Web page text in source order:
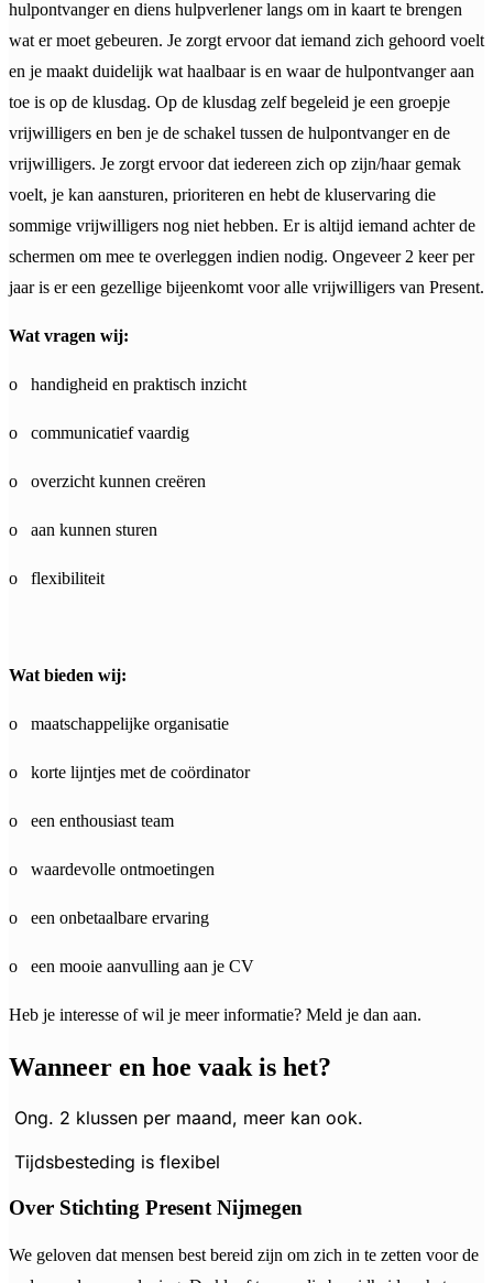
hulpontvanger en diens hulpverlener langs om in kaart te brengen
wat er moet gebeuren. Je zorgt ervoor dat iemand zich gehoord voelt
en je maakt duidelijk wat haalbaar is en waar de hulpontvanger aan
toe is op de klusdag. Op de klusdag zelf begeleid je een groepje
vrijwilligers en ben je de schakel tussen de hulpontvanger en de
vrijwilligers. Je zorgt ervoor dat iedereen zich op zijn/haar gemak
voelt, je kan aansturen, prioriteren en hebt de kluservaring die
sommige vrijwilligers nog niet hebben. Er is altijd iemand achter de
schermen om mee te overleggen indien nodig. Ongeveer 2 keer per
jaar is er een gezellige bijeenkomt voor alle vrijwilligers van Present.
Wat vragen wij:
o handigheid en praktisch inzicht
o communicatief vaardig
o overzicht kunnen creëren
o aan kunnen sturen
o flexibiliteit
Wat bieden wij:
o maatschappelijke organisatie
o korte lijntjes met de coördinator
o een enthousiast team
o waardevolle ontmoetingen
o een onbetaalbare ervaring
o een mooie aanvulling aan je CV
Heb je interesse of wil je meer informatie? Meld je dan aan.
Wanneer en hoe vaak is het?
Ong. 2 klussen per maand, meer kan ook.
Tijdsbesteding is flexibel
Over Stichting Present Nijmegen
We geloven dat mensen best bereid zijn om zich in te zetten voor de